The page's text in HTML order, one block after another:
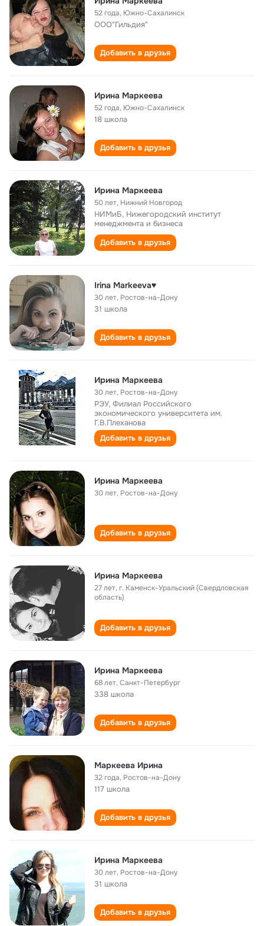
52 года, Южно-Сахалинск
ООО"Гильдия"
Добавить в друзья
Ирина Маркеева
52 года, Южно-Сахалинск
18 школа
Добавить в друзья
Ирина Маркеева
50 лет, Нижний Новгород
НИМиБ, Нижегородский институт
менеджмента и бизнеса
Добавить в друзья
Irina Markeeva♥
30 лет, Ростов-на-Дону
31 школа
Добавить в друзья
Ирина Маркеева
30 лет, Ростов-на-Дону
РЭУ, Филиал Российского
экономического университета им.
Г.В.Плеханова
Добавить в друзья
Ирина Маркеева
30 лет, Ростов-на-Дону
Добавить в друзья
Ирина Маркеева
27 лет,г. Каменск-Уральский (Свердловская
область)
Добавить в друзья
Ирина Маркеева
68 лет,Санкт-Петербург
338 школа
Добавить в друзья
Маркеева Ирина
32 года, Ростов-на-Дону
117 школа
Добавить в друзья
Ирина Маркеева
30 лет, Ростов-на-Дону
31 школа
Добавить в друзья